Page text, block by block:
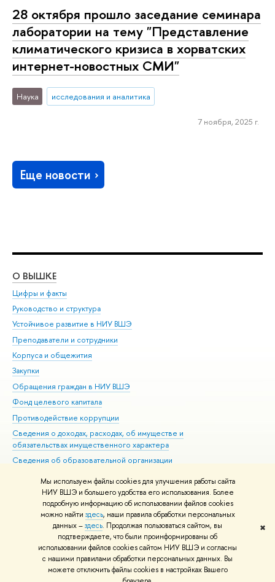
Мы используем файлы cookies для улучшения работы сайта
НИУ ВШЭ и большего удобства его использования. Более
подробную информацию об использовании файлов cookies
можно найти здесь, наши правила обработки персональных
данных –здесь. Продолжая пользоваться сайтом, вы
подтверждаете, что были проинформированы об
использовании файлов cookies сайтом НИУ ВШЭ и согласны
с нашими правилами обработки персональных данных. Вы
можете отключить файлы cookies в настройках Вашего
✖
28 октября прошло заседание семинара
лаборатории на тему "Представление
климатического кризиса в хорватских
интернет-новостных СМИ"
Наука исследования и аналитика
7 ноября, 2025 г.
Еще новости
О ВЫШКЕ
Цифры и факты
Руководство и структура
Устойчивое развитие в НИУ ВШЭ
Преподаватели и сотрудники
Корпуса и общежития
Закупки
Обращения граждан в НИУ ВШЭ
Фонд целевого капитала
Противодействие коррупции
Сведения о доходах, расходах, об имуществе и
обязательствах имущественного характера
Сведения об образовательной организации
Людям с ограниченными возможностями здоровья
Единая платежная страница
Работа в Вышке
© НИУ ВШЭ 1993–2026 Адреса и контакты Условия использования
материалов Политика конфиденциальности Карта сайта
Шрифты HSE Sans и HSE Slab разработаны вШколе дизайна НИУ ВШЭ